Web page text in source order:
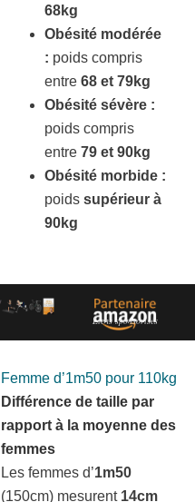
68kg
Obésité modérée
: poids compris
entre 68 et 79kg
Obésité sévère :
poids compris
entre 79 et 90kg
Obésité morbide :
poids supérieur à
90kg
Liens sponsorisés
Femme d’1m50 pour 110kg
Différence de taille par
rapport à la moyenne des
femmes
Les femmes d’1m50
(150cm) mesurent 14cm